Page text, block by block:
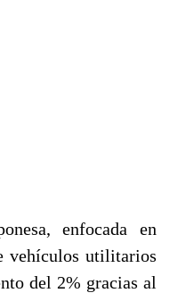
enfocada en
vehículos utilitarios
del 2% gracias al